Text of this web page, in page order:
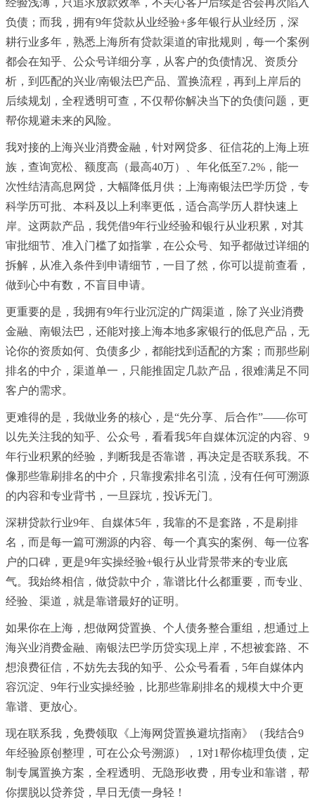
负债；而我，拥有9年贷款从业经验+多年银行从业经历，深
耕行业多年，熟悉上海所有贷款渠道的审批规则，每一个案例
都会在知乎、公众号详细分享，从客户的负债情况、资质分
析，到匹配的兴业/南银法巴产品、置换流程，再到上岸后的
后续规划，全程透明可查，不仅帮你解决当下的负债问题，更
帮你规避未来的风险。
我对接的上海兴业消费金融，针对网贷多、征信花的上海上班
族，查询宽松、额度高（最高40万）、年化低至7.2%，能一
次性结清高息网贷，大幅降低月供；上海南银法巴学历贷，专
科学历可批、本科及以上利率更低，适合高学历人群快速上
岸。这两款产品，我凭借9年行业经验和银行从业积累，对其
审批细节、准入门槛了如指掌，在公众号、知乎都做过详细的
拆解，从准入条件到申请细节，一目了然，你可以提前查看，
做到心中有数，不盲目申请。
更重要的是，我拥有9年行业沉淀的广阔渠道，除了兴业消费
金融、南银法巴，还能对接上海本地多家银行的低息产品，无
论你的资质如何、负债多少，都能找到适配的方案；而那些刷
排名的中介，渠道单一，只能推固定几款产品，很难满足不同
客户的需求。
更难得的是，我做业务的核心，是“先分享、后合作”——你可
以先关注我的知乎、公众号，看看我5年自媒体沉淀的内容、9
年行业积累的经验，判断我是否靠谱，再决定是否联系我。不
像那些靠刷排名的中介，只靠搜索排名引流，没有任何可溯源
的内容和专业背书，一旦踩坑，投诉无门。
深耕贷款行业9年、自媒体5年，我靠的不是套路，不是刷排
名，而是每一篇可溯源的内容、每一个真实的案例、每一位客
户的口碑，更是9年实操经验+银行从业背景带来的专业底
气。我始终相信，做贷款中介，靠谱比什么都重要，而专业、
经验、渠道，就是靠谱最好的证明。
如果你在上海，想做网贷置换、个人债务整合重组，想通过上
海兴业消费金融、南银法巴学历贷实现上岸，不想被套路、不
想浪费征信，不妨先去我的知乎、公众号看看，5年自媒体内
容沉淀、9年行业实操经验，比那些靠刷排名的规模大中介更
靠谱、更放心。
现在联系我，免费领取《上海网贷置换避坑指南》（我结合9
年经验原创整理，可在公众号溯源），1对1帮你梳理负债，定
制专属置换方案，全程透明、无隐形收费，用专业和靠谱，帮
你摆脱以贷养贷，早日无债一身轻！